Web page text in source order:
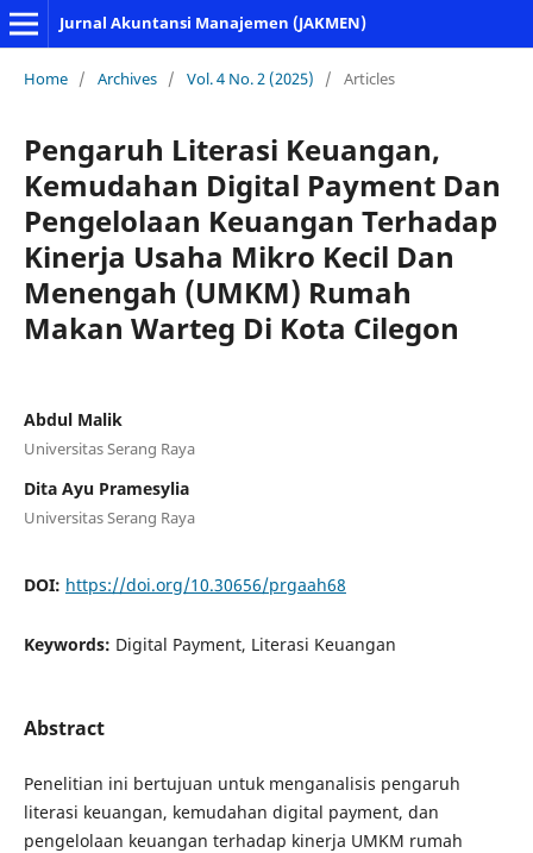
Jurnal Akuntansi Manajemen (JAKMEN)
Home / Archives / Vol. 4 No. 2 (2025) / Articles
Pengaruh Literasi Keuangan,
Kemudahan Digital Payment Dan
Pengelolaan Keuangan Terhadap
Kinerja Usaha Mikro Kecil Dan
Menengah (UMKM) Rumah
Makan Warteg Di Kota Cilegon
Abdul Malik
Universitas Serang Raya
Dita Ayu Pramesylia
Universitas Serang Raya
DOI: https://doi.org/10.30656/prgaah68
Keywords: Digital Payment, Literasi Keuangan
Abstract
Penelitian ini bertujuan untuk menganalisis pengaruh
literasi keuangan, kemudahan digital payment, dan
pengelolaan keuangan terhadap kinerja UMKM rumah